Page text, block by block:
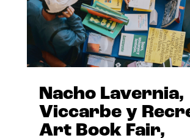
Nacho Lavernia,
Viccarbe y
Art Book Fair,